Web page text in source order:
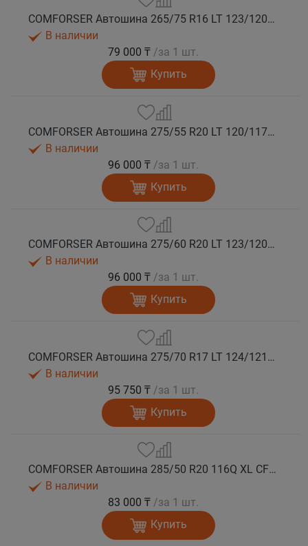
COMFORSER Автошина 265/75 R16 LT 123/120Q CF9000 R/T RWL 10PR лето
В наличии
79 000 ₸ /за 1 шт.
Купить
COMFORSER Автошина 275/55 R20 LT 120/117Q CF9000 R/T RWL 10PR лето
В наличии
96 000 ₸ /за 1 шт.
Купить
COMFORSER Автошина 275/60 R20 LT 123/120Q CF9000 R/T RWL 10PR лето
В наличии
96 000 ₸ /за 1 шт.
Купить
COMFORSER Автошина 275/70 R17 LT 124/121Q CF9000 R/T RWL 10PR лето
В наличии
95 750 ₸ /за 1 шт.
Купить
COMFORSER Автошина 285/50 R20 116Q XL CF9000 R/T RWL лето
В наличии
83 000 ₸ /за 1 шт.
Купить